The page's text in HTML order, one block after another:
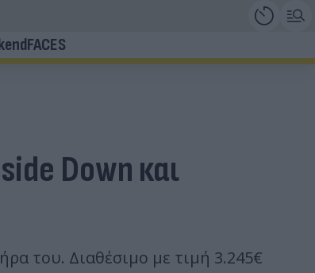
FACES
Down και
του. Διαθέσιμο με τιμή 3.245€